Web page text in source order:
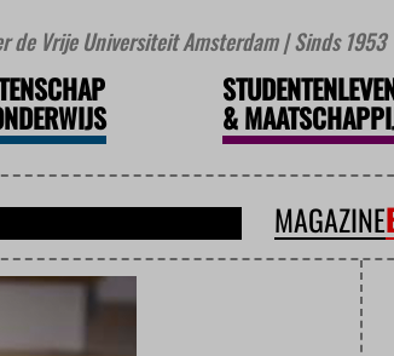
de Vrije Universiteit Amsterdam | Sinds 1953
&
MAGAZINE